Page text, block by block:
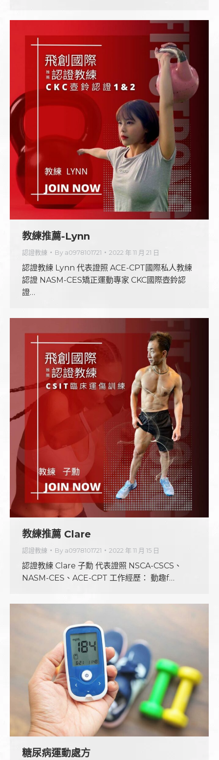
教練推薦-Lynn
認證教練 By a0978101721 2022 年 11 月 21 日
認證教練 Lynn 代表證照 ACE-CPT國際私人教練
認證 NASM-CES矯正運動專家 CKC國際壺鈴認
證…
教練推薦 Clare
認證教練 By a0978101721 2022 年 11 月 15 日
認證教練 Clare 子勳 代表證照 NSCA-CSCS、
NASM-CES、ACE-CPT 工作經歷： 動趣f…
糖尿病運動處方